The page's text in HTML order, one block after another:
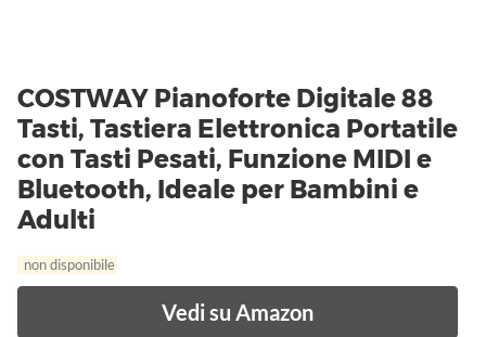
COSTWAY Pianoforte Digitale 88
Tasti, Tastiera Elettronica Portatile
con Tasti Pesati, Funzione MIDI e
Bluetooth, Ideale per Bambini e
Adulti
non disponibile
Vedi su Amazon